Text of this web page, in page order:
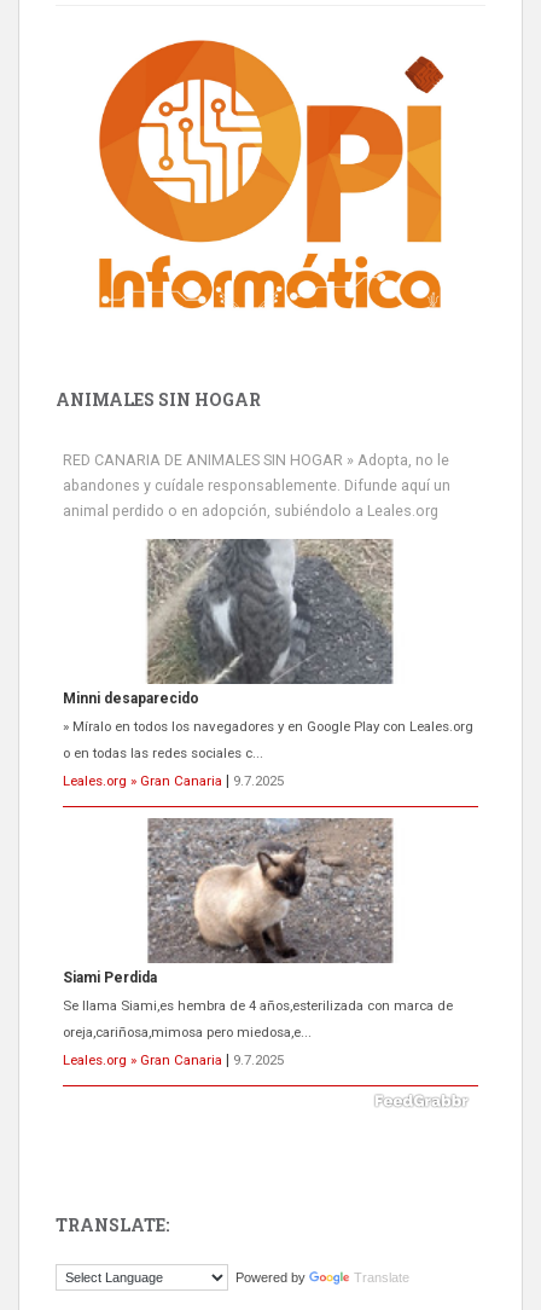
ANIMALES SIN HOGAR
RED CANARIA DE ANIMALES SIN HOGAR » Adopta, no le
abandones y cuídale responsablemente. Difunde aquí un
animal perdido o en adopción, subiéndolo a Leales.org
Minni desaparecido
» Míralo en todos los navegadores y en Google Play con Leales.org
o en todas las redes sociales c...
Leales.org » Gran Canaria
9.7.2025
Siami Perdida
Se llama Siami,es hembra de 4 años,esterilizada con marca de
oreja,cariñosa,mimosa pero miedosa,e...
Leales.org » Gran Canaria
9.7.2025
El ayuntamiento se va a llevar a Los Gatos callejeros de la zona los
TRANSLATE:
Powered by Translate